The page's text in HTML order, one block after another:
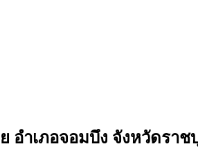
อำเภอจอมบึง จังหวัดราช